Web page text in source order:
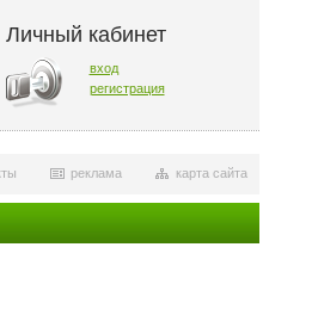
Личный кабинет
вход
регистрация
карта сайта
реклама